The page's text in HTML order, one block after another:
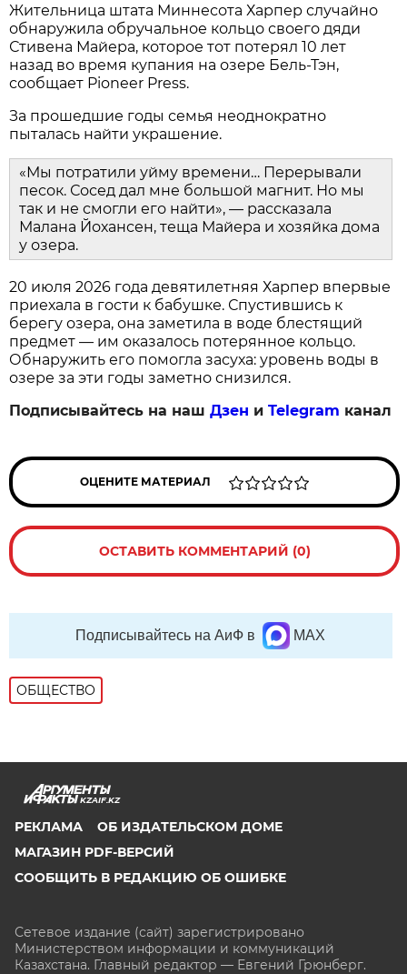
Жительница штата Миннесота Харпер случайно
обнаружила обручальное кольцо своего дяди
Стивена Майера, которое тот потерял 10 лет
назад во время купания на озере Бель-Тэн,
сообщает Pioneer Press.
За прошедшие годы семья неоднократно
пыталась найти украшение.
«Мы потратили уйму времени… Перерывали
песок. Сосед дал мне большой магнит. Но мы
так и не смогли его найти», — рассказала
Малана Йохансен, теща Майера и хозяйка дома
у озера.
20 июля 2026 года девятилетняя Харпер впервые
приехала в гости к бабушке. Спустившись к
берегу озера, она заметила в воде блестящий
предмет — им оказалось потерянное кольцо.
Обнаружить его помогла засуха: уровень воды в
озере за эти годы заметно снизился.
Подписывайтесь на нашДзен иTelegram канал
ОЦЕНИТЕ МАТЕРИАЛ
ОСТАВИТЬ КОММЕНТАРИЙ (0)
Подписывайтесь на АиФ в MAX
ОБЩЕСТВО
KZAIF.KZ
РЕКЛАМА
ОБ ИЗДАТЕЛЬСКОМ ДОМЕ
МАГАЗИН PDF-ВЕРСИЙ
СООБЩИТЬ В РЕДАКЦИЮ ОБ ОШИБКЕ
Сетевое издание (сайт) зарегистрировано
Министерством информации и коммуникаций
Казахстана. Главный редактор — Евгений Грюнберг.